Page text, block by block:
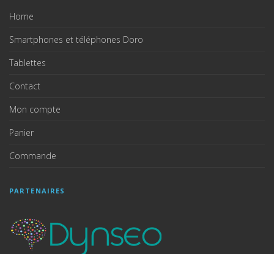
Home
Smartphones et téléphones Doro
Tablettes
Contact
Mon compte
Panier
Commande
PARTENAIRES